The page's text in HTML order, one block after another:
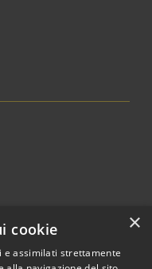
×
cookie
e assimilati strettamente